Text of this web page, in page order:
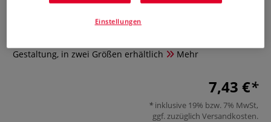
0 Bewertungen
Gestaltung, in zwei Größen erhältlich
Mehr
7,43 €
inklusive 19% bzw. 7% MwSt,
ggf. zuzüglich Versandkosten.
Einstellungen